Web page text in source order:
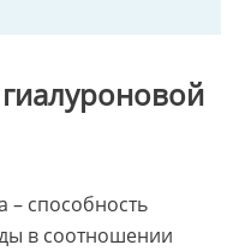
– способность
в соотношении